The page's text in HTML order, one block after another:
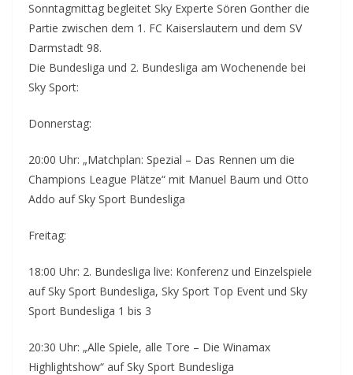
Sonntagmittag begleitet Sky Experte Sören Gonther die
Partie zwischen dem 1. FC Kaiserslautern und dem SV
Darmstadt 98.
Die Bundesliga und 2. Bundesliga am Wochenende bei
Sky Sport:
Donnerstag:
20:00 Uhr: „Matchplan: Spezial – Das Rennen um die
Champions League Plätze“ mit Manuel Baum und Otto
Addo auf Sky Sport Bundesliga
Freitag:
18:00 Uhr: 2. Bundesliga live: Konferenz und Einzelspiele
auf Sky Sport Bundesliga, Sky Sport Top Event und Sky
Sport Bundesliga 1 bis 3
20:30 Uhr: „Alle Spiele, alle Tore – Die Winamax
Highlightshow“ auf Sky Sport Bundesliga